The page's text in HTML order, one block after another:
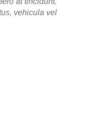
vehicula vel